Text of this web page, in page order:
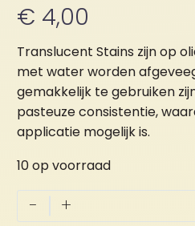
€ 4,00
Translucent Stains zijn op
met water worden
gemakkelijk te gebruiken
pasteuze consistentie,
applicatie mogelijk is.
10 op voorraad
-
Licht
+